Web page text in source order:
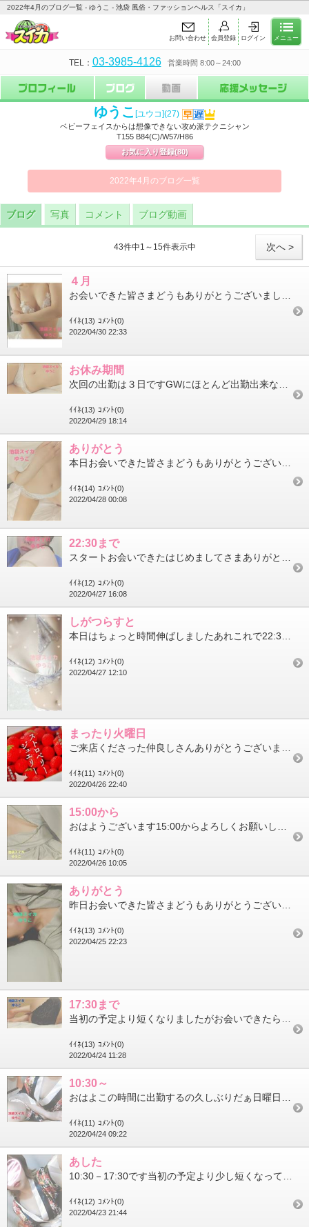
2022年4月のブログ一覧 - ゆうこ - 池袋 風俗・ファッションヘルス「スイカ」
お問い合わせ 会員登録 ログイン メニュー
TEL： 03-3985-4126 営業時間 8:00～24:00
ゆうこ [ユウコ](27)
ベビーフェイスからは想像できない攻め派テクニシャン
T155 B84(C)/W57/H86
お気に入り登録(80)
2022年4月のブログ一覧
ブログ 写真 コメント ブログ動画
次へ >
43件中1～15件表示中
４月
ｲｲﾈ(13) ｺﾒﾝﾄ(0)
2022/04/30 22:33
お休み期間
ｲｲﾈ(13) ｺﾒﾝﾄ(0)
2022/04/29 18:14
ありがとう
ｲｲﾈ(14) ｺﾒﾝﾄ(0)
2022/04/28 00:08
22:30まで
ｲｲﾈ(12) ｺﾒﾝﾄ(0)
2022/04/27 16:08
しがつらすと
ｲｲﾈ(12) ｺﾒﾝﾄ(0)
2022/04/27 12:10
まったり火曜日
ｲｲﾈ(11) ｺﾒﾝﾄ(0)
2022/04/26 22:40
15:00から
ｲｲﾈ(11) ｺﾒﾝﾄ(0)
2022/04/26 10:05
ありがとう
ｲｲﾈ(13) ｺﾒﾝﾄ(0)
2022/04/25 22:23
17:30まで
ｲｲﾈ(13) ｺﾒﾝﾄ(0)
2022/04/24 11:28
10:30～
ｲｲﾈ(11) ｺﾒﾝﾄ(0)
2022/04/24 09:22
あした
ｲｲﾈ(12) ｺﾒﾝﾄ(0)
2022/04/23 21:44